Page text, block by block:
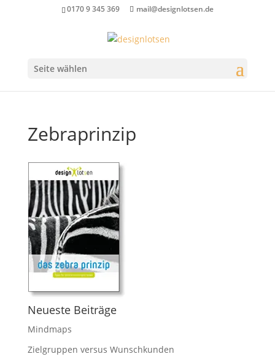
0170 9 345 369 mail@designlotsen.de
Seite wählen
Zebraprinzip
Neueste Beiträge
Mindmaps
Zielgruppen versus Wunschkunden